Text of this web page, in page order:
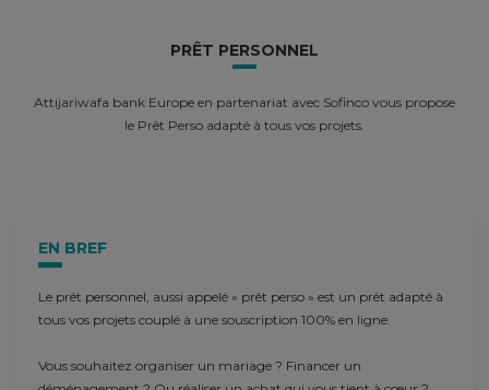
PRÊT PERSONNEL
Attijariwafa bank Europe en partenariat avec Sofinco vous propose
le Prêt Perso adapté à tous vos projets.
EN BREF
Le prêt personnel, aussi appelé « prêt perso » est un prêt adapté à
tous vos projets couplé à une souscription 100% en ligne.
Vous souhaitez organiser un mariage ? Financer un